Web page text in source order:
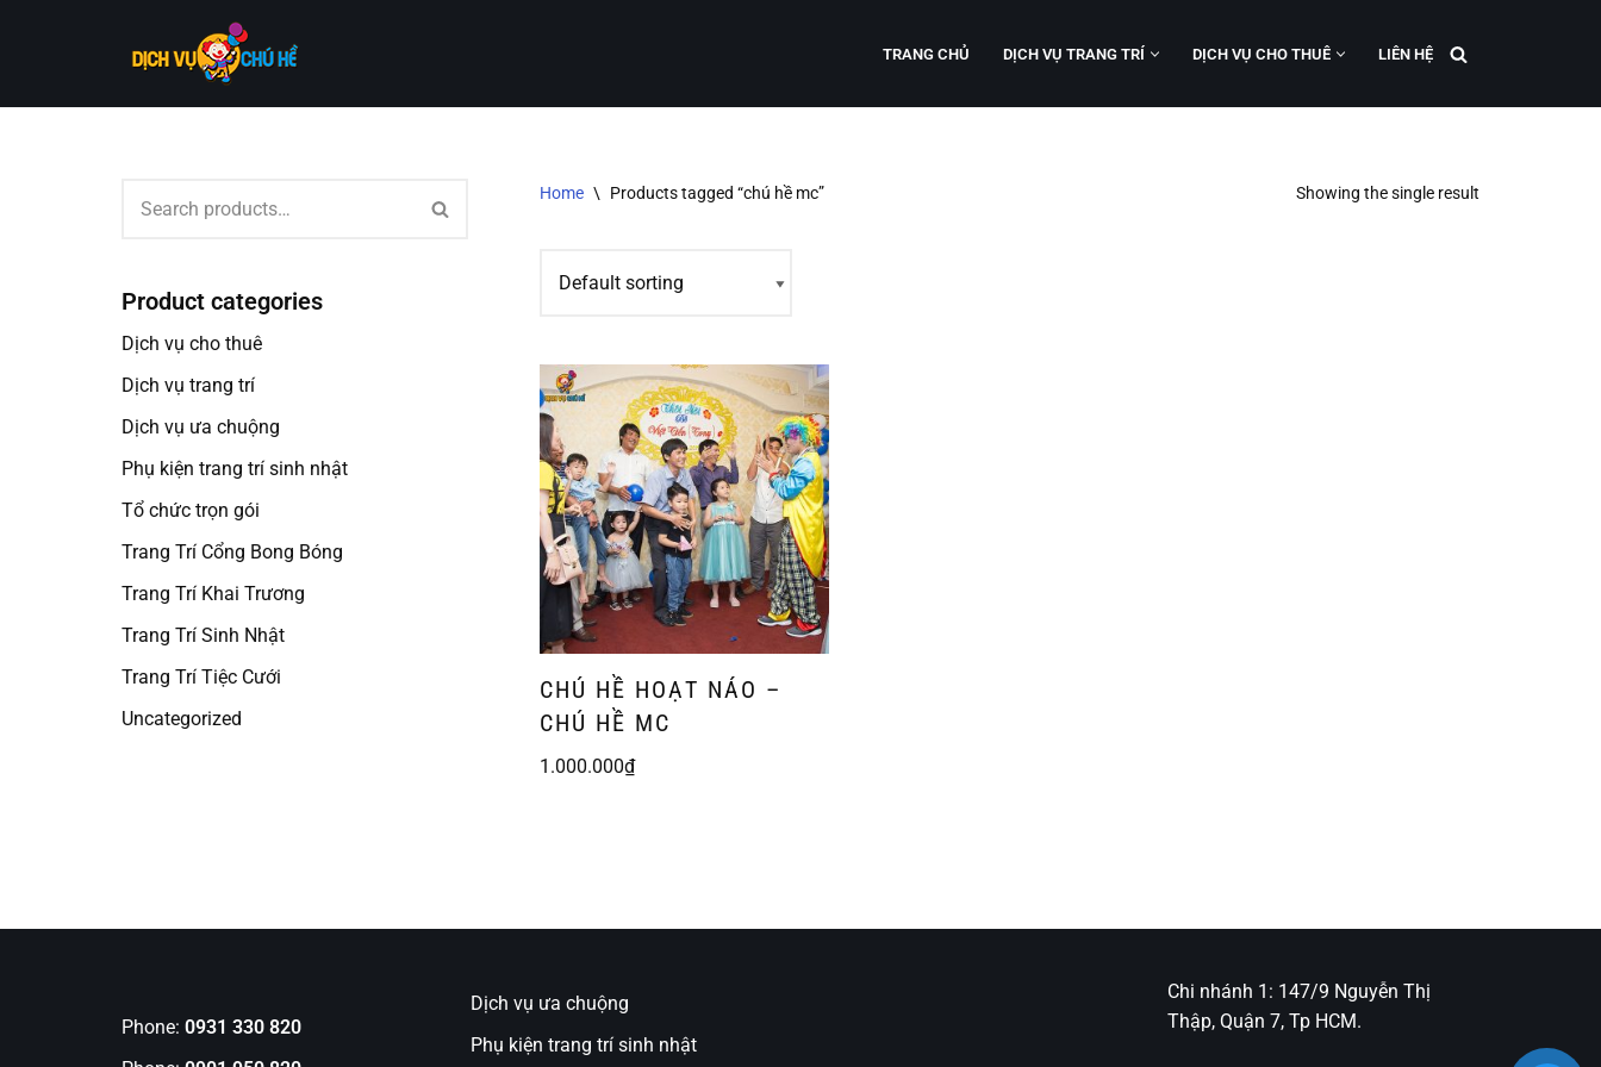
TRANG CHỦ DỊCH VỤ TRANG TRÍ DỊCH VỤ CHO THUÊ LIÊN HỆ
Product categories
Dịch vụ cho thuê
Dịch vụ trang trí
Dịch vụ ưa chuộng
Phụ kiện trang trí sinh nhật
Tổ chức trọn gói
Trang Trí Cổng Bong Bóng
Trang Trí Khai Trương
Trang Trí Sinh Nhật
Trang Trí Tiệc Cưới
Uncategorized
Home \ Products tagged “chú hề mc” Showing the single result
CHÚ HỀ HOẠT NÁO –
CHÚ HỀ MC
1.000.000₫
Phone: 0931 330 820
Dịch vụ ưa chuộng
Phụ kiện trang trí sinh nhật
Chi nhánh 1: 147/9 Nguyễn Thị
Thập, Quận 7, Tp HCM.